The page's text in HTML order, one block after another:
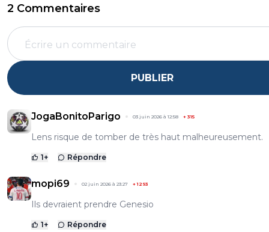
2 Commentaires
PUBLIER
JogaBonitoParigo 03 juin 2026 à 12:58 + 315
Lens risque de tomber de très haut malheureusement.
1+ Répondre
mopi69 02 juin 2026 à 23:27 +1293
Ils devraient prendre Genesio
1+ Répondre